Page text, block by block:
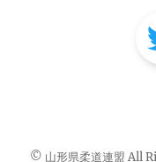
© 山形県柔道連盟 All